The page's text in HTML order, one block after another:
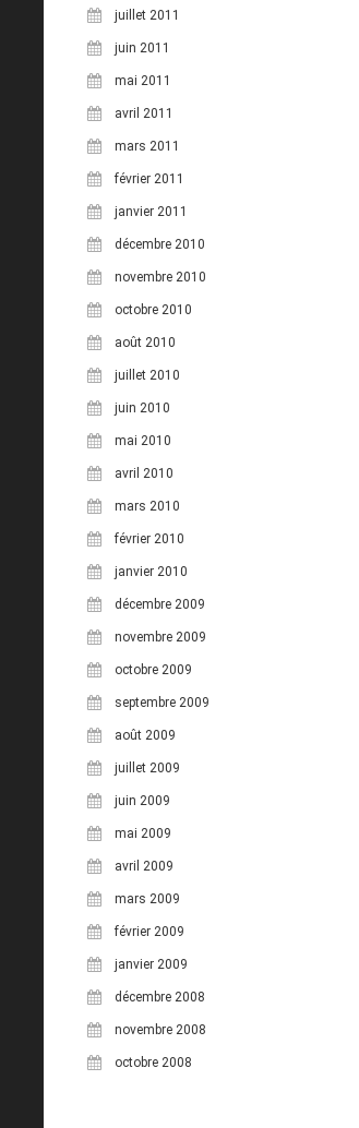
juillet 2011
juin 2011
mai 2011
avril 2011
mars 2011
février 2011
janvier 2011
décembre 2010
novembre 2010
octobre 2010
août 2010
juillet 2010
juin 2010
mai 2010
avril 2010
mars 2010
février 2010
janvier 2010
décembre 2009
novembre 2009
octobre 2009
septembre 2009
août 2009
juillet 2009
juin 2009
mai 2009
avril 2009
mars 2009
février 2009
janvier 2009
décembre 2008
novembre 2008
octobre 2008